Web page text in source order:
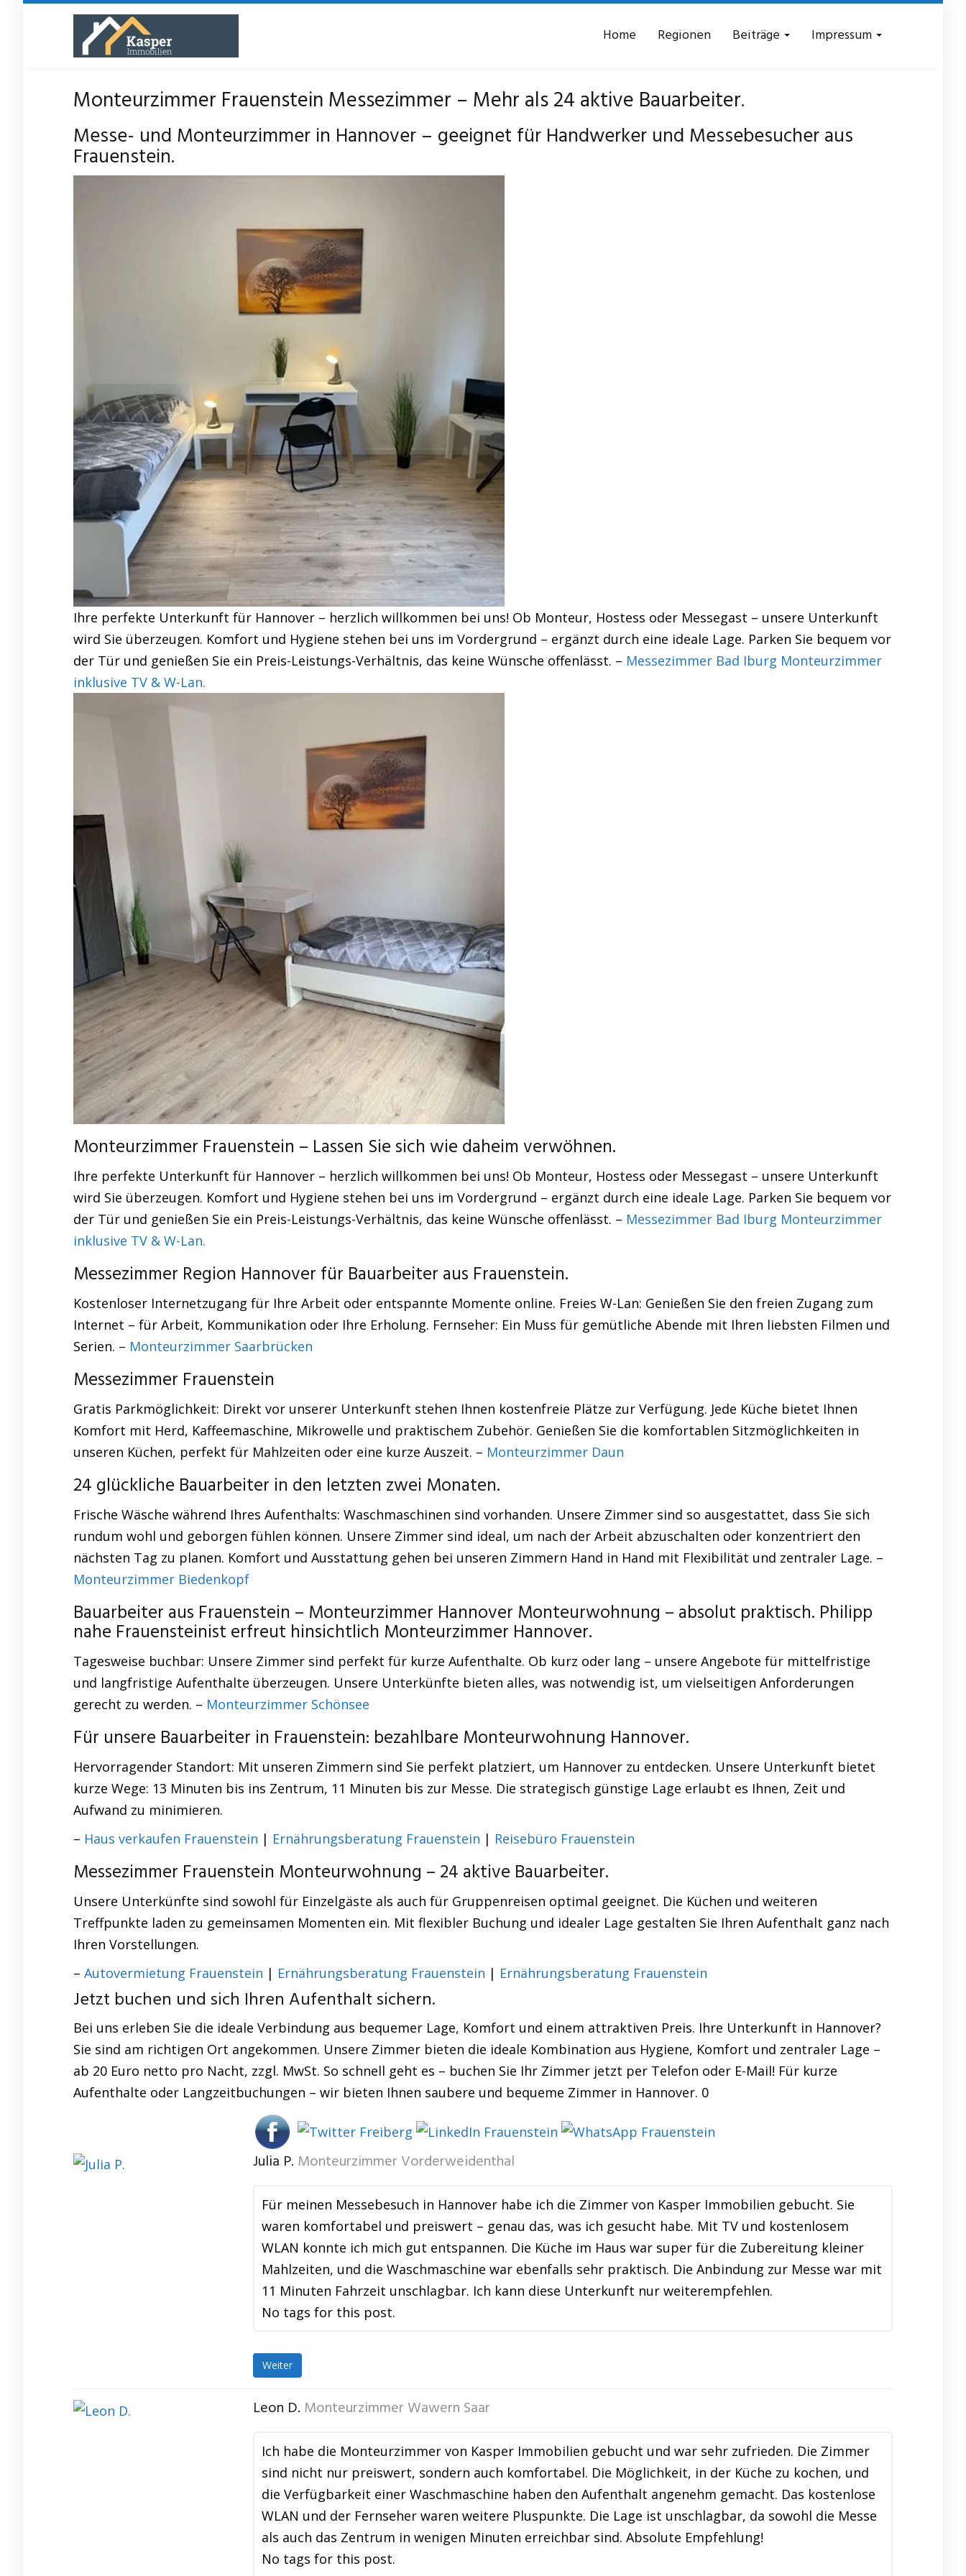
Home Regionen Beiträge Impressum
Monteurzimmer Frauenstein Messezimmer – Mehr als 24 aktive Bauarbeiter.
Messe- und Monteurzimmer in Hannover – geeignet für Handwerker und Messebesucher aus
Frauenstein.
Ihre perfekte Unterkunft für Hannover – herzlich willkommen bei uns! Ob Monteur, Hostess oder Messegast – unsere Unterkunft
wird Sie überzeugen. Komfort und Hygiene stehen bei uns im Vordergrund – ergänzt durch eine ideale Lage. Parken Sie bequem vor
der Tür und genießen Sie ein Preis-Leistungs-Verhältnis, das keine Wünsche offenlässt. – Messezimmer Bad Iburg Monteurzimmer
inklusive TV & W-Lan.
Monteurzimmer Frauenstein – Lassen Sie sich wie daheim verwöhnen.
Ihre perfekte Unterkunft für Hannover – herzlich willkommen bei uns! Ob Monteur, Hostess oder Messegast – unsere Unterkunft
wird Sie überzeugen. Komfort und Hygiene stehen bei uns im Vordergrund – ergänzt durch eine ideale Lage. Parken Sie bequem vor
der Tür und genießen Sie ein Preis-Leistungs-Verhältnis, das keine Wünsche offenlässt. – Messezimmer Bad Iburg Monteurzimmer
inklusive TV & W-Lan.
Messezimmer Region Hannover für Bauarbeiter aus Frauenstein.
Kostenloser Internetzugang für Ihre Arbeit oder entspannte Momente online. Freies W-Lan: Genießen Sie den freien Zugang zum
Internet – für Arbeit, Kommunikation oder Ihre Erholung. Fernseher: Ein Muss für gemütliche Abende mit Ihren liebsten Filmen und
Serien. – Monteurzimmer Saarbrücken
Messezimmer Frauenstein
Gratis Parkmöglichkeit: Direkt vor unserer Unterkunft stehen Ihnen kostenfreie Plätze zur Verfügung. Jede Küche bietet Ihnen
Komfort mit Herd, Kaffeemaschine, Mikrowelle und praktischem Zubehör. Genießen Sie die komfortablen Sitzmöglichkeiten in
unseren Küchen, perfekt für Mahlzeiten oder eine kurze Auszeit. – Monteurzimmer Daun
24 glückliche Bauarbeiter in den letzten zwei Monaten.
Frische Wäsche während Ihres Aufenthalts: Waschmaschinen sind vorhanden. Unsere Zimmer sind so ausgestattet, dass Sie sich
rundum wohl und geborgen fühlen können. Unsere Zimmer sind ideal, um nach der Arbeit abzuschalten oder konzentriert den
nächsten Tag zu planen. Komfort und Ausstattung gehen bei unseren Zimmern Hand in Hand mit Flexibilität und zentraler Lage. –
Monteurzimmer Biedenkopf
Bauarbeiter aus Frauenstein – Monteurzimmer Hannover Monteurwohnung – absolut praktisch. Philipp
nahe Frauensteinist erfreut hinsichtlich Monteurzimmer Hannover.
Tagesweise buchbar: Unsere Zimmer sind perfekt für kurze Aufenthalte. Ob kurz oder lang – unsere Angebote für mittelfristige
und langfristige Aufenthalte überzeugen. Unsere Unterkünfte bieten alles, was notwendig ist, um vielseitigen Anforderungen
gerecht zu werden. – Monteurzimmer Schönsee
Für unsere Bauarbeiter in Frauenstein: bezahlbare Monteurwohnung Hannover.
Hervorragender Standort: Mit unseren Zimmern sind Sie perfekt platziert, um Hannover zu entdecken. Unsere Unterkunft bietet
kurze Wege: 13 Minuten bis ins Zentrum, 11 Minuten bis zur Messe. Die strategisch günstige Lage erlaubt es Ihnen, Zeit und
Aufwand zu minimieren.
– Haus verkaufen Frauenstein | Ernährungsberatung Frauenstein | Reisebüro Frauenstein
Messezimmer Frauenstein Monteurwohnung – 24 aktive Bauarbeiter.
Unsere Unterkünfte sind sowohl für Einzelgäste als auch für Gruppenreisen optimal geeignet. Die Küchen und weiteren
Treffpunkte laden zu gemeinsamen Momenten ein. Mit flexibler Buchung und idealer Lage gestalten Sie Ihren Aufenthalt ganz nach
Ihren Vorstellungen.
– Autovermietung Frauenstein | Ernährungsberatung Frauenstein | Ernährungsberatung Frauenstein
Jetzt buchen und sich Ihren Aufenthalt sichern.
Bei uns erleben Sie die ideale Verbindung aus bequemer Lage, Komfort und einem attraktiven Preis. Ihre Unterkunft in Hannover?
Sie sind am richtigen Ort angekommen. Unsere Zimmer bieten die ideale Kombination aus Hygiene, Komfort und zentraler Lage –
ab 20 Euro netto pro Nacht, zzgl. MwSt. So schnell geht es – buchen Sie Ihr Zimmer jetzt per Telefon oder E-Mail! Für kurze
Aufenthalte oder Langzeitbuchungen – wir bieten Ihnen saubere und bequeme Zimmer in Hannover. 0
Julia P. Monteurzimmer Vorderweidenthal
Für meinen Messebesuch in Hannover habe ich die Zimmer von Kasper Immobilien gebucht. Sie
waren komfortabel und preiswert – genau das, was ich gesucht habe. Mit TV und kostenlosem
WLAN konnte ich mich gut entspannen. Die Küche im Haus war super für die Zubereitung kleiner
Mahlzeiten, und die Waschmaschine war ebenfalls sehr praktisch. Die Anbindung zur Messe war mit
11 Minuten Fahrzeit unschlagbar. Ich kann diese Unterkunft nur weiterempfehlen.
No tags for this post.
Weiter
Leon D. Monteurzimmer Wawern Saar
Ich habe die Monteurzimmer von Kasper Immobilien gebucht und war sehr zufrieden. Die Zimmer
sind nicht nur preiswert, sondern auch komfortabel. Die Möglichkeit, in der Küche zu kochen, und
die Verfügbarkeit einer Waschmaschine haben den Aufenthalt angenehm gemacht. Das kostenlose
WLAN und der Fernseher waren weitere Pluspunkte. Die Lage ist unschlagbar, da sowohl die Messe
als auch das Zentrum in wenigen Minuten erreichbar sind. Absolute Empfehlung!
No tags for this post.